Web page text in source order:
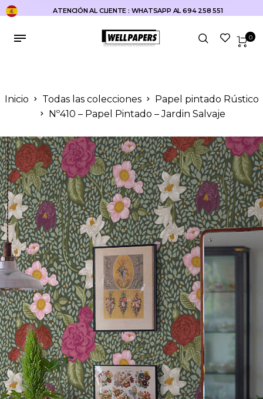
ATENCIÓN AL CLIENTE : WHATSAPP AL 694 258 551
0
Inicio Todas las colecciones
Papel pintado Rústico
Nº410 – Papel Pintado – Jardin Salvaje